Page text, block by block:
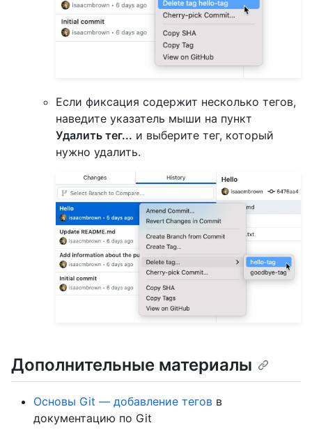
Если фиксация содержит несколько тегов,
наведите указатель мыши на пункт
Удалить тег... и выберите тег, который
нужно удалить.
Дополнительные материалы
Основы Git — добавление тегов в
документацию по Git